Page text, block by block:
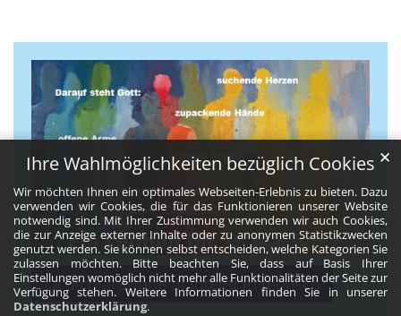
Ihre Wahlmöglichkeiten bezüglich Cookies
Wir möchten Ihnen ein optimales Webseiten-Erlebnis zu bieten. Dazu
verwenden wir Cookies, die für das Funktionieren unserer Website
notwendig sind. Mit Ihrer Zustimmung verwenden wir auch Cookies,
die zur Anzeige externer Inhalte oder zu anonymen Statistikzwecken
genutzt werden. Sie können selbst entscheiden, welche Kategorien Sie
zulassen möchten. Bitte beachten Sie, dass auf Basis Ihrer
Einstellungen womöglich nicht mehr alle Funktionalitäten der Seite zur
Verfügung stehen. Weitere Informationen finden Sie in unserer
Datenschutzerklärung.
✕
La dichiarazione di intenti in tedesco